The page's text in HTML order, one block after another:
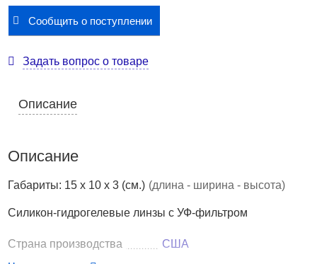
19 отзывов
линзы CooperVision Clariti 1 day (30 линз)
Сообщить о поступлении
Задать вопрос о товаре
Описание
Описание
Габариты: 15 x 10 x 3 (см.) (длина - ширина - высота)
Силикон-гидрогелевые линзы с УФ-фильтром
Страна производства
США